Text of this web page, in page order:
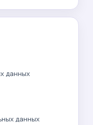
данных
данных